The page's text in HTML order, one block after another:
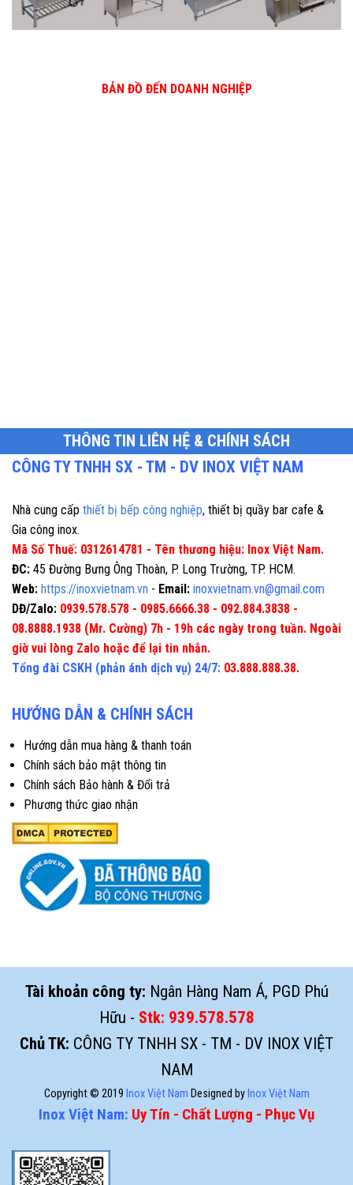
BẢN ĐỒ ĐẾN DOANH NGHIỆP
THÔNG TIN LIÊN HỆ & CHÍNH SÁCH
CÔNG TY TNHH SX - TM - DV INOX VIỆT NAM
Nhà cung cấp thiết bị bếp công nghiệp, thiết bị quầy bar cafe &
Gia công inox.
Mã Số Thuế: 0312614781 - Tên thương hiệu: Inox Việt Nam.
ĐC: 45 Đường Bưng Ông Thoàn, P. Long Trường, TP. HCM.
Web: https://inoxvietnam.vn - Email: inoxvietnam.vn@gmail.com
DĐ/Zalo: 0939.578.578 - 0985.6666.38 - 092.884.3838 -
08.8888.1938 (Mr. Cường) 7h - 19h các ngày trong tuần. Ngoài
giờ vui lòng Zalo hoặc để lại tin nhắn.
Tổng đài CSKH (phản ánh dịch vụ) 24/7: 03.888.888.38.
HƯỚNG DẪN & CHÍNH SÁCH
Hướng dẫn mua hàng & thanh toán
Chính sách bảo mật thông tin
Chính sách Bảo hành & Đổi trả
Phương thức giao nhận
Tài khoản công ty: Ngân Hàng Nam Á, PGD Phú
Hữu - Stk: 939.578.578
Chủ TK: CÔNG TY TNHH SX - TM - DV INOX VIỆT
NAM
Copyright © 2019 Inox Việt Nam Designed by Inox Việt Nam
Inox Việt Nam: Uy Tín - Chất Lượng - Phục Vụ